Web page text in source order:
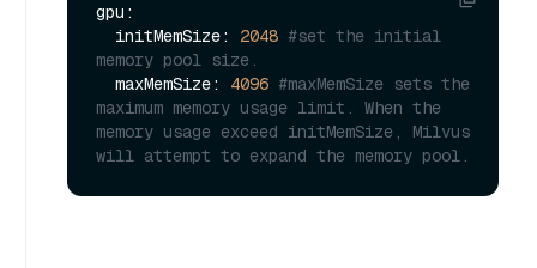
gpu:
  initMemSize:
2048 #set the initial
memory pool size.
  maxMemSize:
4096 #maxMemSize sets the
maximum memory usage limit. When the
memory usage exceed initMemSize, Milvus